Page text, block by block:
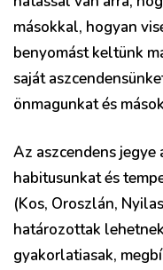
másokkal, hogyan
benyomást keltünk
saját
önmagunkat és
Az aszcendens
habitusunkat és
(Kos, Oroszlán,
határozottak
gyakorlatiasak,